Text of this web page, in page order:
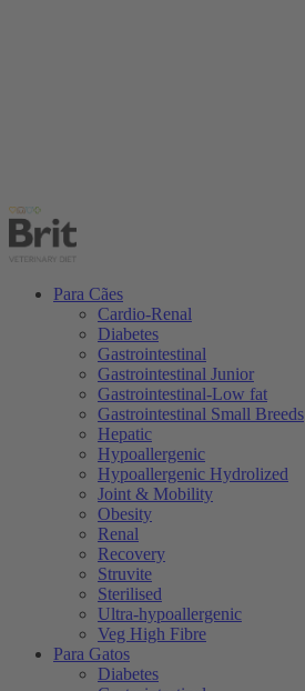
Para Cães
Cardio-Renal
Diabetes
Gastrointestinal
Gastrointestinal Junior
Gastrointestinal-Low fat
Gastrointestinal Small Breeds
Hepatic
Hypoallergenic
Hypoallergenic Hydrolized
Joint & Mobility
Obesity
Renal
Recovery
Struvite
Sterilised
Ultra-hypoallergenic
Veg High Fibre
Para Gatos
Diabetes